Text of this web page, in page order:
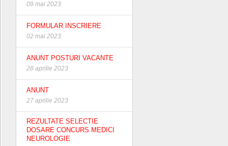
09 mai 2023
FORMULAR INSCRIERE
02 mai 2023
ANUNT POSTURI VACANTE
28 aprilie 2023
ANUNT
27 aprilie 2023
REZULTATE SELECTIE
DOSARE CONCURS MEDICI
NEUROLOGIE